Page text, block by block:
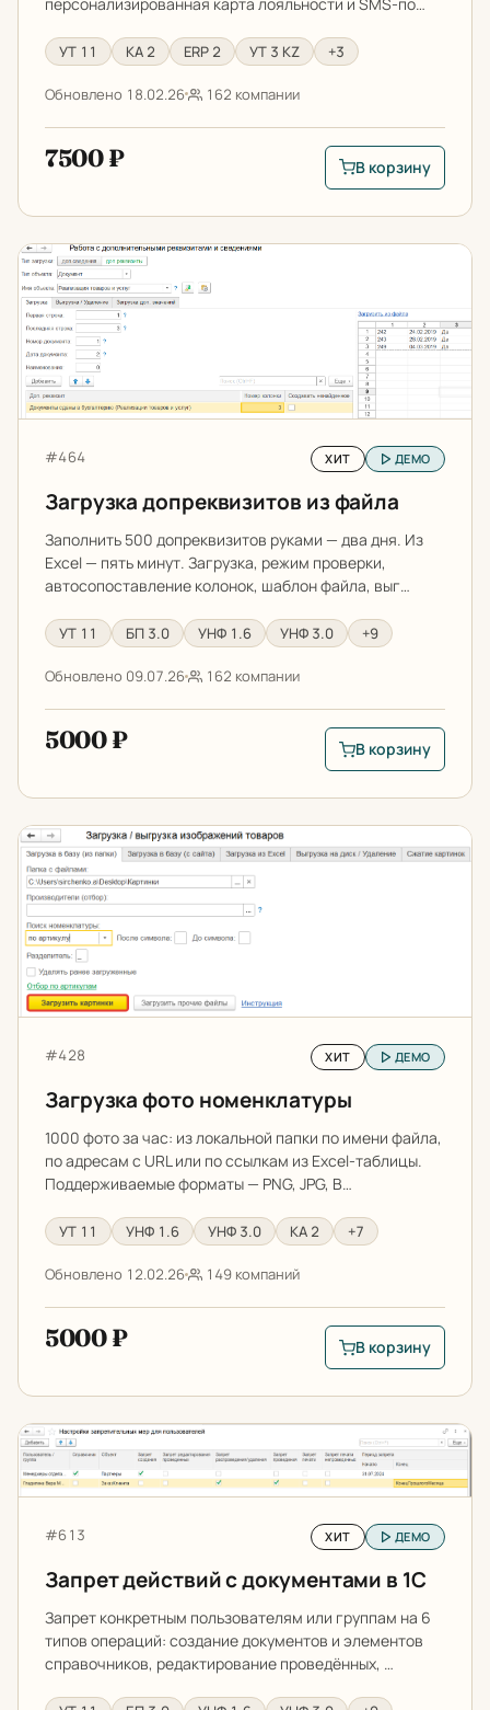
УТ 11 КА 2 ERP 2 УТ 3 KZ +3
Обновлено 18.02.26 162 компании
7500 ₽
В корзину: Бонусы
В корзину
Загрузка допреквизитов из файла
Артикул:
#464 ХИТ ДЕМО
Загрузка допреквизитов из файла
Заполнить 500 допреквизитов руками — два дня. Из
Excel — пять минут. Загрузка, режим проверки,
автосопоставление колонок, шаблон файла, выг…
УТ 11 БП 3.0 УНФ 1.6 УНФ 3.0 +9
Обновлено 09.07.26 162 компании
5000 ₽
В корзину:
В корзину
Загрузка фото номенклатуры
Артикул:
#428 ХИТ ДЕМО
Загрузка фото номенклатуры
1000 фото за час: из локальной папки по имени файла,
по адресам с URL или по ссылкам из Excel-таблицы.
Поддерживаемые форматы — PNG, JPG, B…
УТ 11 УНФ 1.6 УНФ 3.0 КА 2 +7
Обновлено 12.02.26 149 компаний
5000 ₽
В корзину:
В корзину
Запрет действий с документами в 1С
Артикул:
#613 ХИТ ДЕМО
Запрет действий с документами в 1С
Запрет конкретным пользователям или группам на 6
типов операций: создание документов и элементов
справочников, редактирование проведённых, …